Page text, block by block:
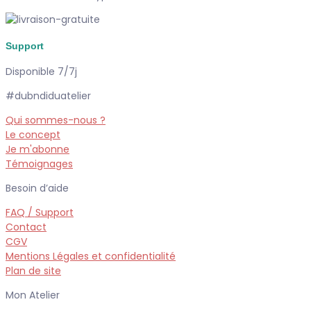
Support
Disponible 7/7j
#dubndiduatelier
Qui sommes-nous ?
Le concept
Je m'abonne
Témoignages
Besoin d’aide
FAQ / Support
Contact
CGV
Mentions Légales et confidentialité
Plan de site
Mon Atelier